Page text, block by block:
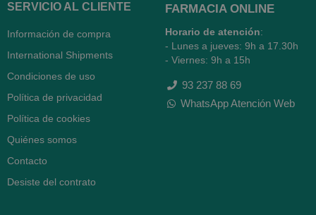
SERVICIO AL CLIENTE
Información de compra
International Shipments
Condiciones de uso
Política de privacidad
Política de cookies
Quiénes somos
Contacto
Desiste del contrato
FARMACIA ONLINE
Horario de atención:
- Lunes a jueves: 9h a 17.30h
- Viernes: 9h a 15h
93 237 88 69
WhatsApp Atención Web